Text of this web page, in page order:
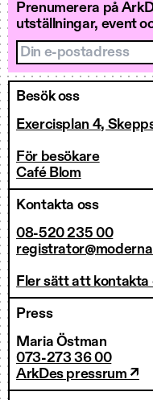
Prenumerera på
utställningar, event
Din e-postadress
Besök oss
Exercisplan 4,
För besökare
Café Blom
Kontakta oss
08-520 235 00
Fler sätt att kontakta
Press
Maria Östman
073-273 36 00
ArkDes pressrum ↗